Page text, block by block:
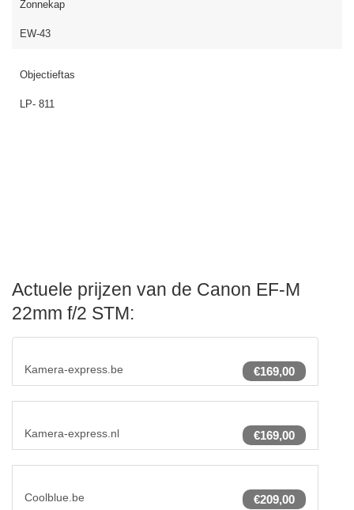
Zonnekap
EW-43
Objectieftas
LP- 811
Actuele prijzen van de Canon EF-M
22mm f/2 STM:
Kamera-express.be €169,00
Kamera-express.nl €169,00
Coolblue.be €209,00